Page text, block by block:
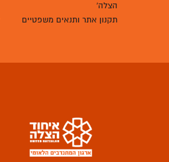
הצלה'
תקנון אתר ותנאים משפטיים